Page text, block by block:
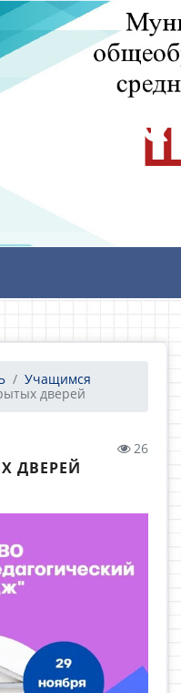
Учащимся
дверей
26
ДВЕРЕЙ